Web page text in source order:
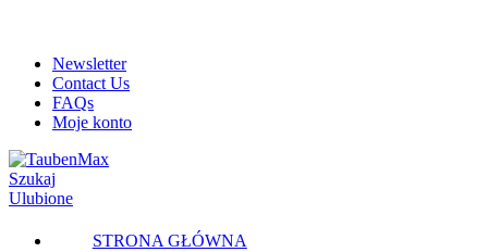
Newsletter
Contact Us
FAQs
Moje konto
Szukaj
Ulubione
STRONA GŁÓWNA